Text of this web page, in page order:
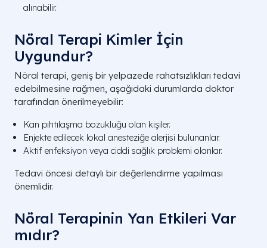
alınabilir.
Nöral Terapi Kimler İçin
Uygundur?
Nöral terapi, geniş bir yelpazede rahatsızlıkları tedavi
edebilmesine rağmen, aşağıdaki durumlarda doktor
tarafından önerilmeyebilir:
Kan pıhtılaşma bozukluğu olan kişiler.
Enjekte edilecek lokal anesteziğe alerjisi bulunanlar.
Aktif enfeksiyon veya ciddi sağlık problemi olanlar.
Tedavi öncesi detaylı bir değerlendirme yapılması
önemlidir.
Nöral Terapinin Yan Etkileri Var
mıdır?